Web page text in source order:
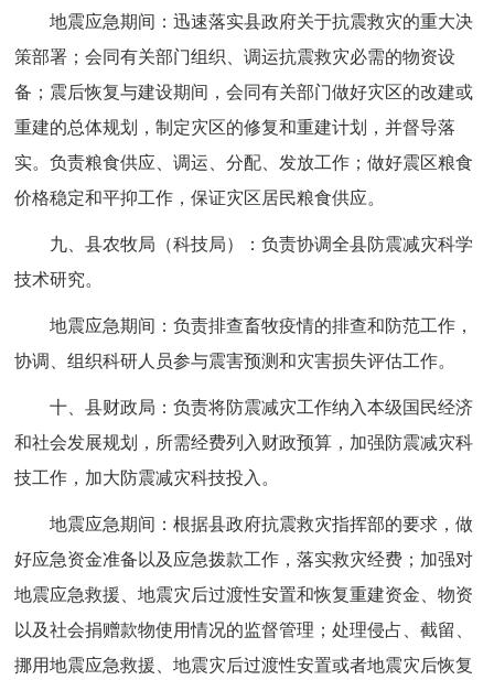
地震应急期间：迅速落实县政府关于抗震救灾的重大决
策部署；会同有关部门组织、调运抗震救灾必需的物资设
备；震后恢复与建设期间，会同有关部门做好灾区的改建或
重建的总体规划，制定灾区的修复和重建计划，并督导落
实。负责粮食供应、调运、分配、发放工作；做好震区粮食
价格稳定和平抑工作，保证灾区居民粮食供应。
九、县农牧局（科技局）：负责协调全县防震减灾科学
技术研究。
地震应急期间：负责排查畜牧疫情的排查和防范工作，
协调、组织科研人员参与震害预测和灾害损失评估工作。
十、县财政局：负责将防震减灾工作纳入本级国民经济
和社会发展规划，所需经费列入财政预算，加强防震减灾科
技工作，加大防震减灾科技投入。
地震应急期间：根据县政府抗震救灾指挥部的要求，做
好应急资金准备以及应急拨款工作，落实救灾经费；加强对
地震应急救援、地震灾后过渡性安置和恢复重建资金、物资
以及社会捐赠款物使用情况的监督管理；处理侵占、截留、
挪用地震应急救援、地震灾后过渡性安置或者地震灾后恢复